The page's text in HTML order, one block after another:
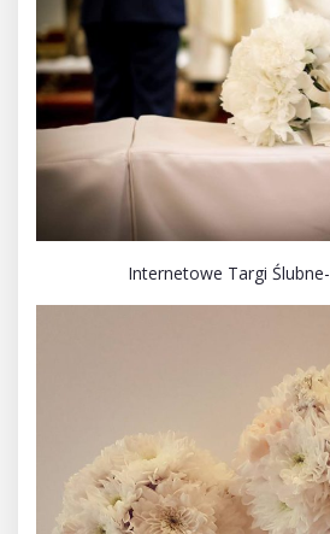
Internetowe Targi Ślubne-